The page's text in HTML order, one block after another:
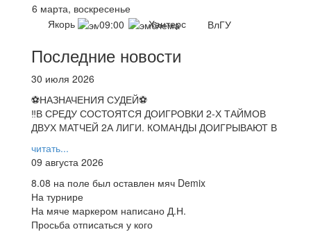
6 марта, воскресенье
Якорь
09:00 Хантерс ВлГУ
Последние новости
30 июля 2026
⚽НАЗНАЧЕНИЯ СУДЕЙ⚽
‼В СРЕДУ СОСТОЯТСЯ ДОИГРОВКИ 2-Х ТАЙМОВ
ДВУХ МАТЧЕЙ 2А ЛИГИ. КОМАНДЫ ДОИГРЫВАЮТ В
читать...
09 августа 2026
8.08 на поле был оставлен мяч Demix
На турнире
На мяче маркером написано Д.Н.
Просьба отписаться у кого